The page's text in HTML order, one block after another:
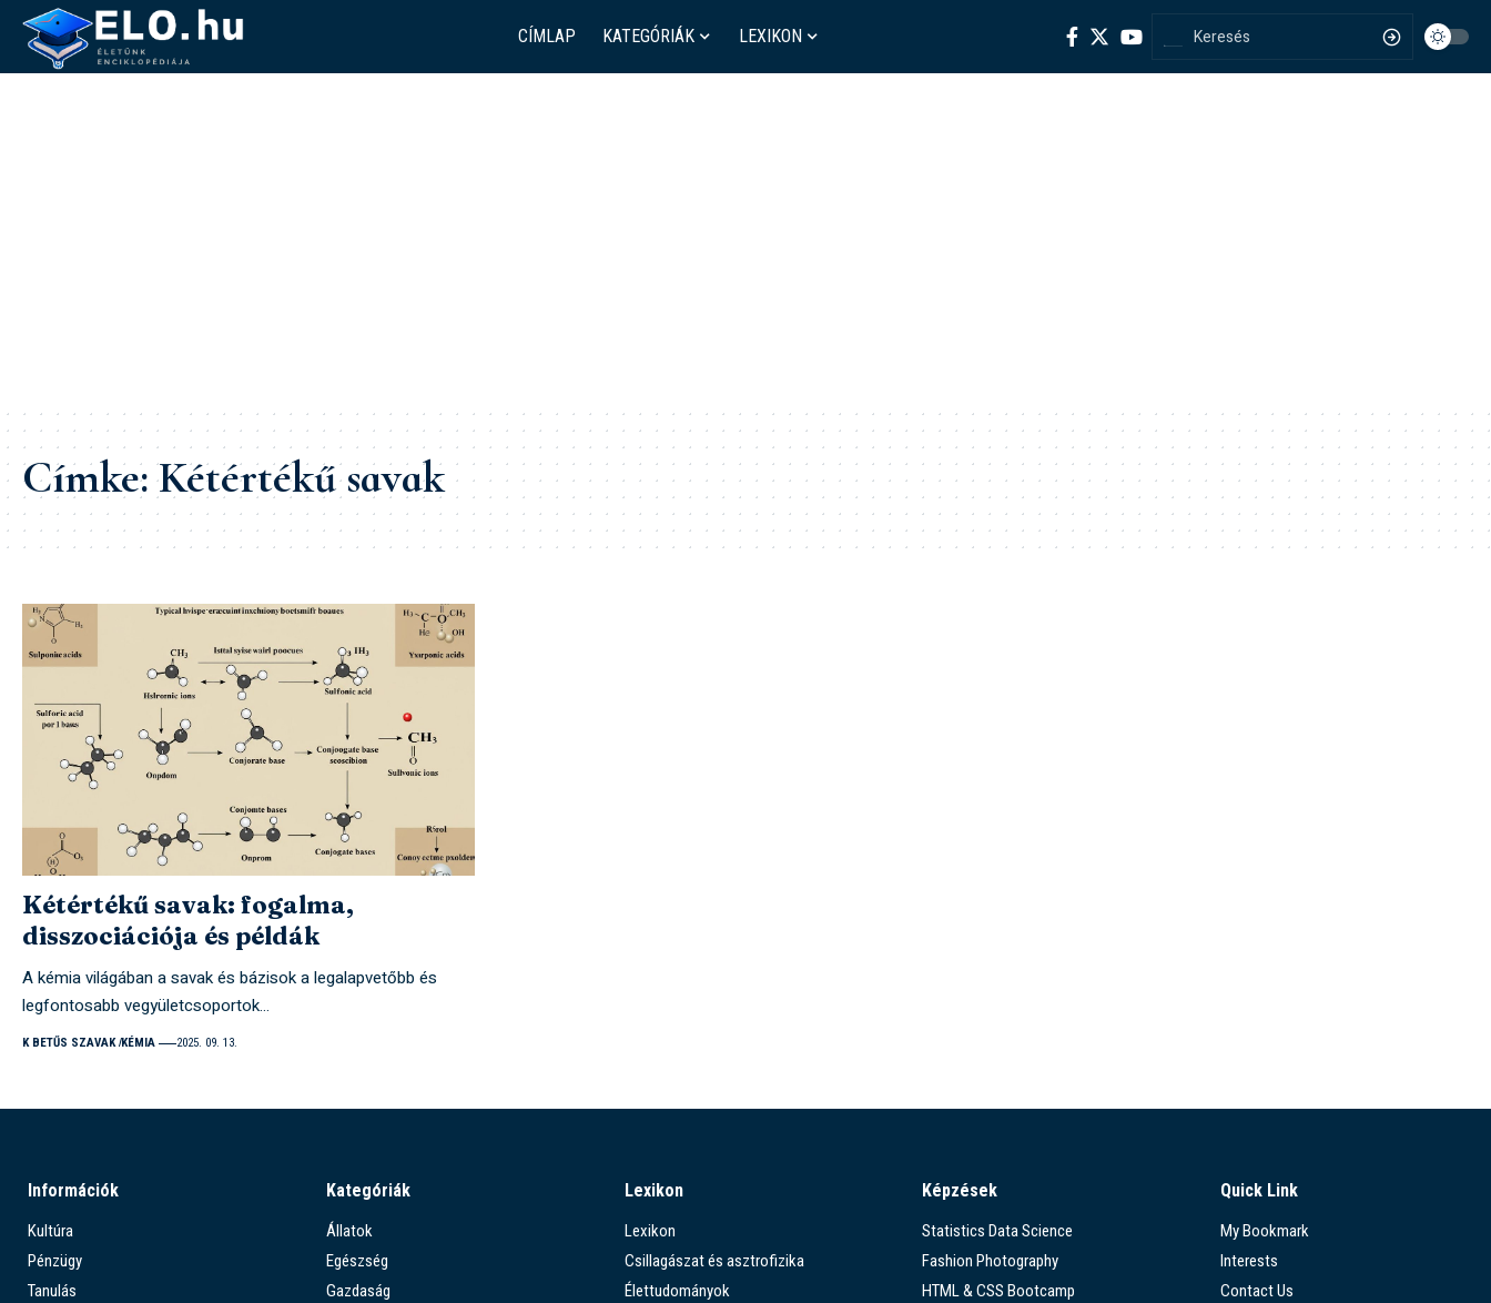
CÍMLAP KATEGÓRIÁK LEXIKON
Címke:Kétértékű savak
Kétértékű savak: fogalma,
disszociációja és példák
A kémia világában a savak és bázisok a legalapvetőbb és
legfontosabb vegyületcsoportok…
K BETŰS SZAVAK KÉMIA 2025. 09. 13.
Információk
Kultúra
Pénzügy
Tanulás
Kategóriák
Állatok
Egészség
Gazdaság
Lexikon
Lexikon
Csillagászat és asztrofizika
Élettudományok
Képzések
Statistics Data Science
Fashion Photography
HTML & CSS Bootcamp
Quick Link
My Bookmark
Interests
Contact Us